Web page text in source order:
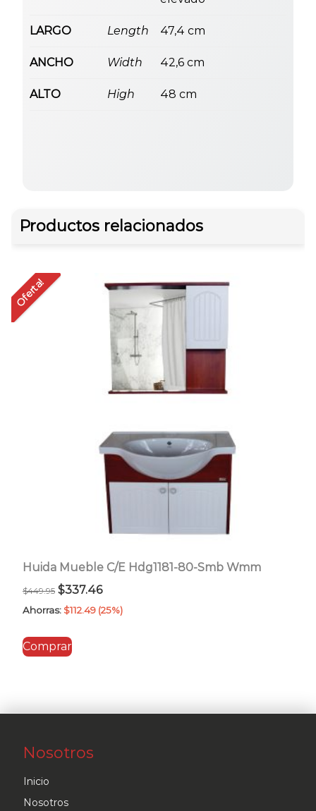
LARGO Length 47,4 cm
ANCHO Width 42,6 cm
ALTO High 48 cm
Productos relacionados
Oferta!
Huida Mueble C/E Hdg1181-80-Smb Wmm
$449.95 El
precio
era:
$337.46El
precio
Ahorras: $112.49 (25%)
Comprar
Nosotros
Inicio
Nosotros